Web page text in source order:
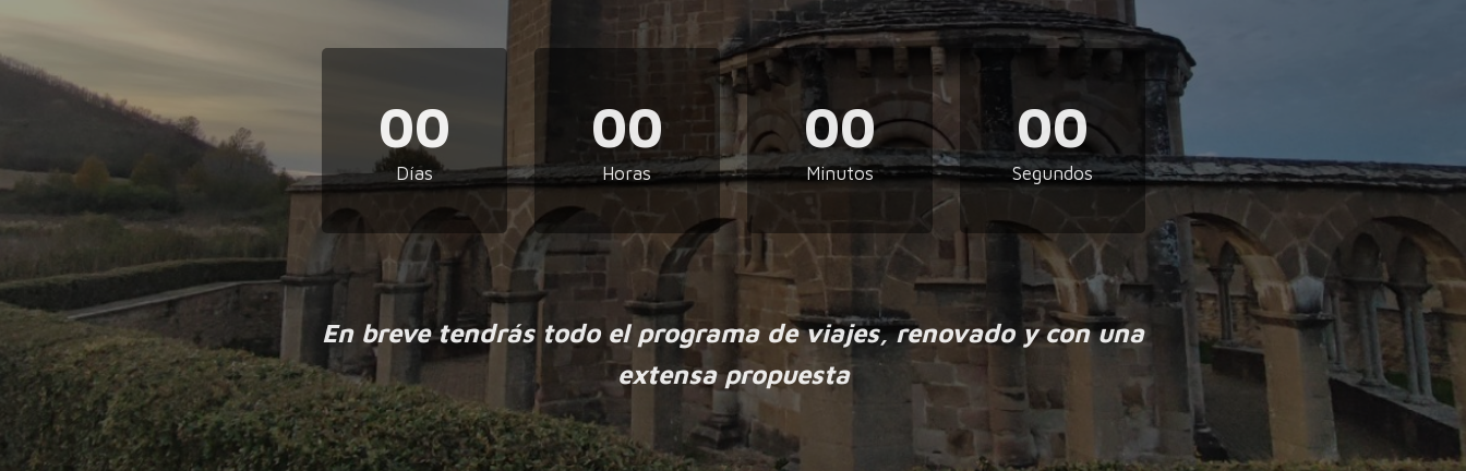
00
Días
00
Horas
00
Minutos
00
Segundos
En breve tendrás todo el programa de viajes, renovado y con una
extensa propuesta